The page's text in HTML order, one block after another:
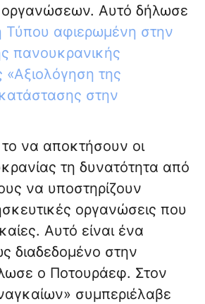
οργανώσεων. Αυτό δήλωσε
Τύπου αφιερωμένη στην
πανουκρανικής
της
στην
το να αποκτήσουν οι
τη δυνατότητα από
να υποστηρίζουν
οργανώσεις που
Αυτό είναι ένα
διαδεδομένο στην
ο Ποτουράεφ. Στον
συμπεριέλαβε